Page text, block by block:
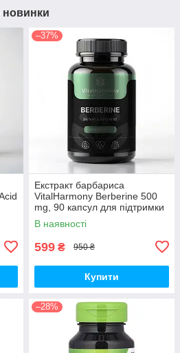
новинки
–37%
Екстракт барбариса
VitalHarmony Berberine 500
mg, 90 капсул для підтримки
рівня цукру в крові
В наявності
599 ₴ 950 ₴
Купити
–28%